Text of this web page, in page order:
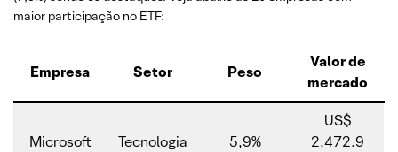
maior participação no ETF:
Empresa Setor Peso
Valor de
mercado
Microsoft Tecnologia 5,9%
US$
2,472.9